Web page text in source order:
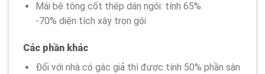
Mái bê tông cốt thép dán ngói: tính 65%
-70% diện tích xây trọn gói
Các phần khác
Đối với nhà có gác giả thì được tính 50% phần sàn